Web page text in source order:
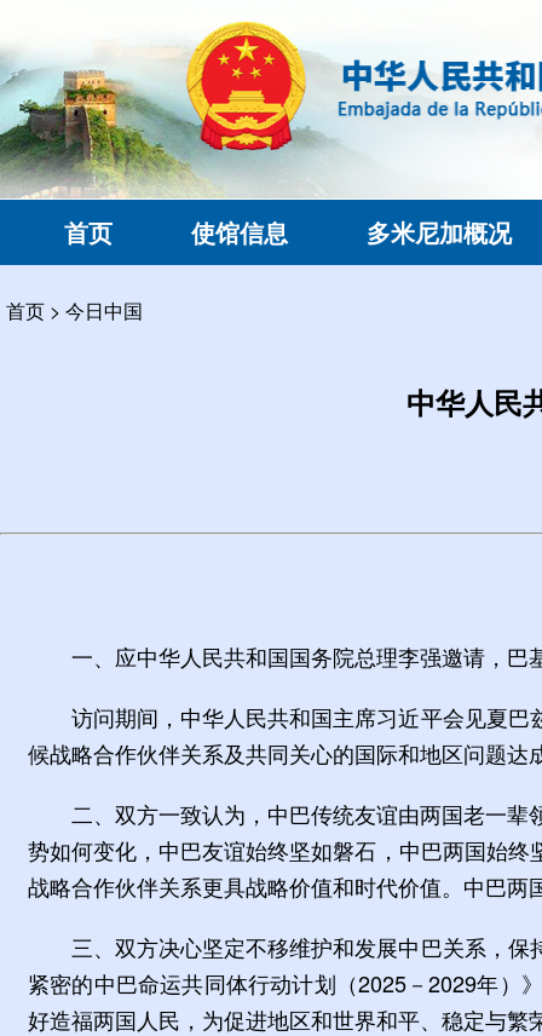
首页 使馆信息 多米尼加概况
首页 > 今日中国
中华人民
一、应中华人民共和国国务院总理李强邀请，
访问期间，中华人民共和国主席习近平会见夏
候战略合作伙伴关系及共同关心的国际和地区问题
二、双方一致认为，中巴传统友谊由两国老一
势如何变化，中巴友谊始终坚如磐石，中巴两国始
战略合作伙伴关系更具战略价值和时代价值。中巴
三、双方决心坚定不移维护和发展中巴关系，
紧密的中巴命运共同体行动计划（2025－2029年）
好造福两国人民，为促进地区和世界和平、稳定与繁